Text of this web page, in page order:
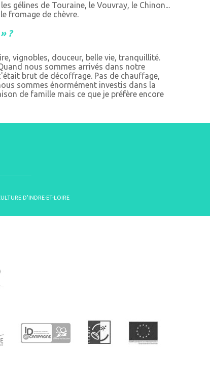
gélines de Touraine, le Vouvray, le Chinon...
fromage de chèvre.
?
vignobles, douceur, belle vie, tranquillité.
nous sommes arrivés dans notre
brut de décoffrage. Pas de chauffage,
sommes énormément investis dans la
de famille mais ce que je préfère encore
D'INDRE-ET-LOIRE